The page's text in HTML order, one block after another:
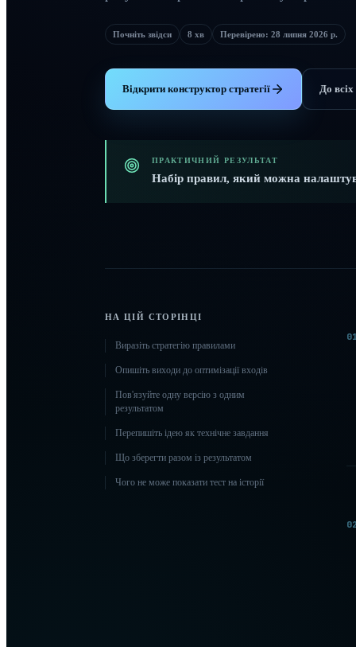
Почніть звідси 8 хв Перевірено: 28 липня 2026 р.
Відкрити конструктор стратегії До всіх
ПРАКТИЧНИЙ РЕЗУЛЬТАТ
Набір правил, який можна
НА ЦІЙ СТОРІНЦІ
Виразіть стратегію правилами
Опишіть виходи до оптимізації входів
Пов'язуйте одну версію з одним
результатом
Перепишіть ідею як технічне завдання
Що зберегти разом із результатом
Чого не може показати тест на історії